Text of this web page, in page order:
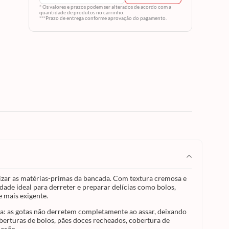
e a
* Os valores e prazos podem ser alterados de acordo com a
quantidade de produtos no carrinho.
***Prazo de entrega conforme aprovação do pagamento.
as matérias-primas da bancada. Com textura cremosa e
ideal para derreter e preparar delícias como bolos,
mais exigente.
gotas não derretem completamente ao assar, deixando
de bolos, pães doces recheados, cobertura de